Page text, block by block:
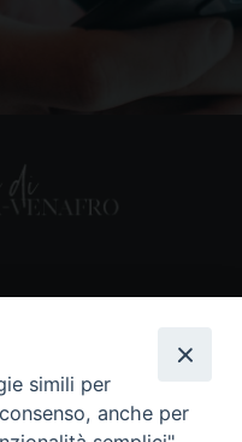
simili per
anche per